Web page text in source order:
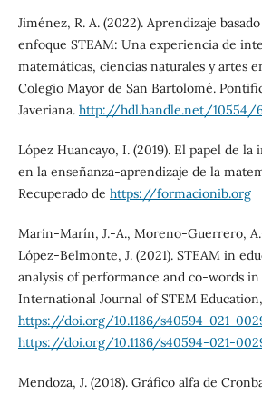
Jiménez, R. A. (2022). Aprendizaje
enfoque STEAM: Una experiencia de
matemáticas, ciencias naturales y artes
Colegio Mayor de San Bartolomé.
Javeriana. http://hdl.handle.net/10554/
López Huancayo, I. (2019). El papel de
en la enseñanza-aprendizaje de la
Recuperado de https://formacionib.org
Marín-Marín, J.-A., Moreno-Guerrero,
López-Belmonte, J. (2021). STEAM in
analysis of performance and co-words in
International Journal of STEM Education,
https://doi.org/10.1186/s40594-021-
https://doi.org/10.1186/s40594-021-
Mendoza, J. (2018). Gráfico alfa de